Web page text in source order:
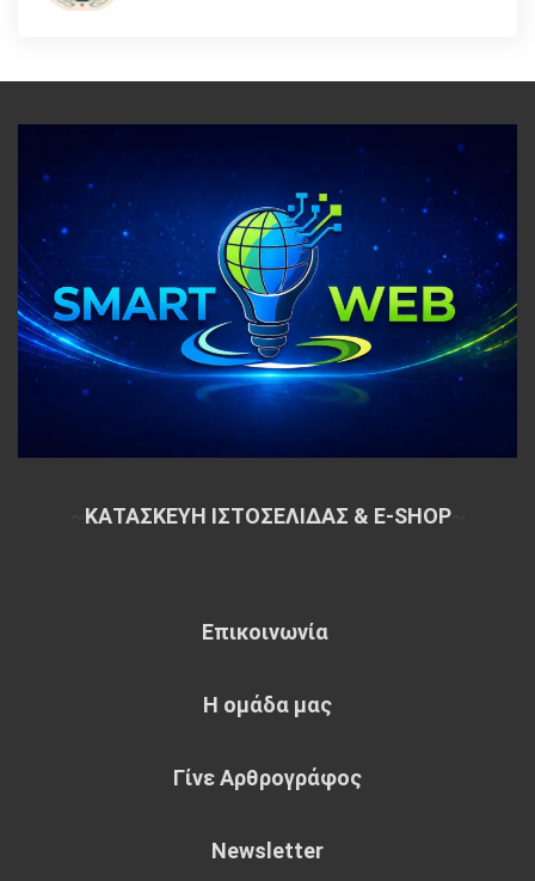
ΚΑΤΑΣΚΕΥΗ ΙΣΤΟΣΕΛΙΔΑΣ & E-SHOP~
Επικοινωνία
Η ομάδα μας
Γίνε Αρθρογράφος
Newsletter